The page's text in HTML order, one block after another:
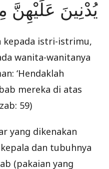
يُدْنِينَ عَلَيْهِنَّ
kepada istri-istrimu,
wanita-wanitanya
‘Hendaklah
mereka di atas
59)
yang dikenakan
dan tubuhnya
(pakaian yang